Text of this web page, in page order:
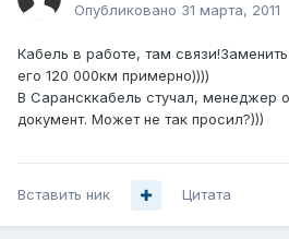
Опубликовано 31 марта, 2011
Кабель в работе, там
его 120 000км примерно))))
В Сарансккабель стучал, менеджер
документ. Может не так просил?)))
Вставить ник Цитата